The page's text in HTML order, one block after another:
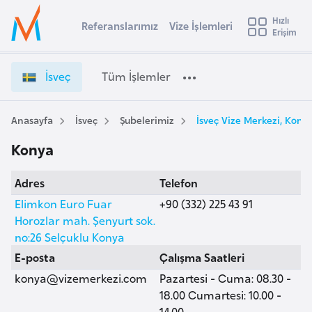
Ülke Seçimi
Başvuru yapmak istediğiniz ülkeyi seçin
Üye
Girişi
s
ç
V
ş
l
e
l
e
e
Referanslarımız Vize İşlemleri
Hızlı
Erişim
İsveç Tüm İşlemler
Anasayfa İsveç Şubelerimiz İsveç Vize Merkezi,
Konya
Adres
Elimkon Euro Fuar
Horozlar mah. Şenyurt sok.
no:26 Selçuklu Konya
Telefon
+90 (332) 225 43 91
E-posta
konya@vizemerkezi.com
Çalışma Saatleri
Pazartesi - Cuma: 08.30 -
18.00 Cumartesi: 10.00 -
s
t
r
a
v
u
s
t
u
r